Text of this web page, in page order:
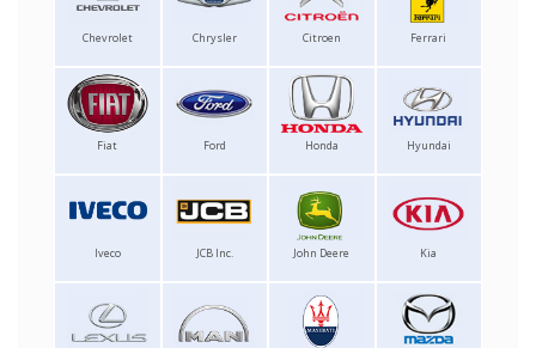
Chevrolet Chrysler Citroen Ferrari
Fiat Ford Honda Hyundai
Iveco JCB Inc. John Deere Kia